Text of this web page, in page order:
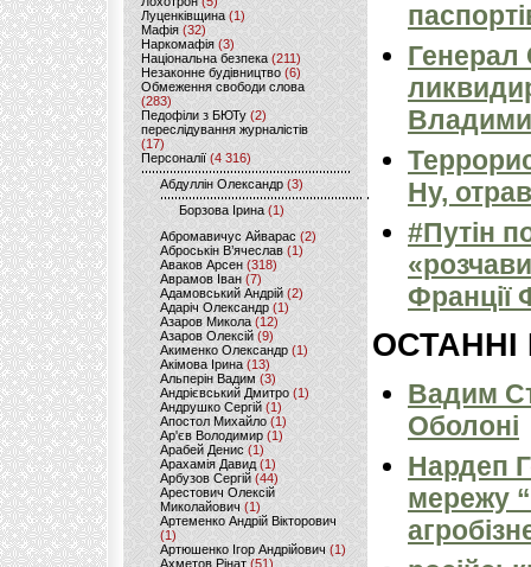
Луценківщина (1)
Мафія (32)
Наркомафія (3)
Національна безпека (211)
Незаконне будівництво(6)
Обмеження свободи слова
(283)
Педофіли з БЮТу (2)
переслідування журналістів
(17)
Персоналії (4 316)
Абдуллін Олександр (3)
Борзова Ірина(1)
Абромавичус Айварас (2)
Аброськін В’ячеслав(1)
Аваков Арсен (318)
Аврамов Іван (7)
Адамовський Андрій(2)
Адаріч Олександр (1)
Азаров Микола (12)
Азаров Олексій (9)
Акименко Олександр(1)
Акімова Ірина(13)
Альперін Вадим (3)
Андрієвський Дмитро(1)
Андрушко Сергій(1)
Апостол Михайло(1)
Ар'єв Володимир (1)
Арабей Денис(1)
Арахамія Давид (1)
Арбузов Сергій (44)
Арестович Олексій
Миколайович(1)
Артеменко Андрій Вікторович
(1)
Артюшенко Ігор Андрійович(1)
Ахметов Рінат(51)
Ну,
#Путін
Франції
ОСТАННІ
Вадим
Оболоні
Нардеп
мережу